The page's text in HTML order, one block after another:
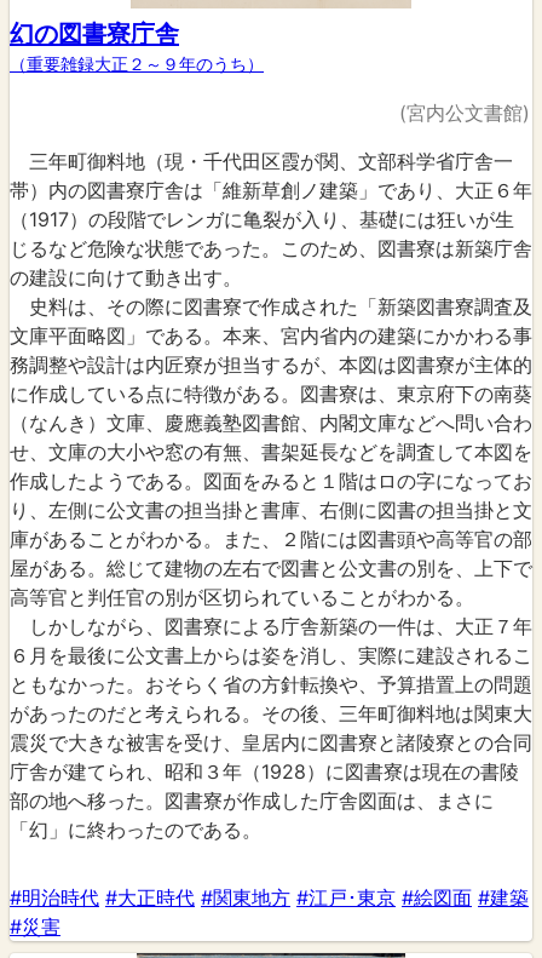
幻の図書寮庁舎
（重要雑録大正２～９年のうち）
(宮内公文書館)
三年町御料地（現・千代田区霞が関、文部科学省庁舎一
帯）内の図書寮庁舎は「維新草創ノ建築」であり、大正６年
（1917）の段階でレンガに亀裂が入り、基礎には狂いが生
じるなど危険な状態であった。このため、図書寮は新築庁舎
の建設に向けて動き出す。
史料は、その際に図書寮で作成された「新築図書寮調査及
文庫平面略図」である。本来、宮内省内の建築にかかわる事
務調整や設計は内匠寮が担当するが、本図は図書寮が主体的
に作成している点に特徴がある。図書寮は、東京府下の南葵
（なんき）文庫、慶應義塾図書館、内閣文庫などへ問い合わ
せ、文庫の大小や窓の有無、書架延長などを調査して本図を
作成したようである。図面をみると１階はロの字になってお
り、左側に公文書の担当掛と書庫、右側に図書の担当掛と文
庫があることがわかる。また、２階には図書頭や高等官の部
屋がある。総じて建物の左右で図書と公文書の別を、上下で
高等官と判任官の別が区切られていることがわかる。
しかしながら、図書寮による庁舎新築の一件は、大正７年
６月を最後に公文書上からは姿を消し、実際に建設されるこ
ともなかった。おそらく省の方針転換や、予算措置上の問題
があったのだと考えられる。その後、三年町御料地は関東大
震災で大きな被害を受け、皇居内に図書寮と諸陵寮との合同
庁舎が建てられ、昭和３年（1928）に図書寮は現在の書陵
部の地へ移った。図書寮が作成した庁舎図面は、まさに
「幻」に終わったのである。
#明治時代 #大正時代 #関東地方 #江戸･東京 #絵図面 #建築
#災害